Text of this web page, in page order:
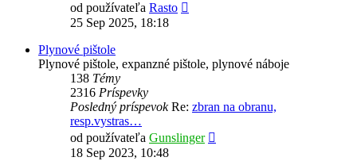
od používateľa Rasto
25 Sep 2025, 18:18
Plynové pištole
Plynové pištole, expanzné pištole, plynové náboje
138 Témy
2316 Príspevky
Posledný príspevokRe: zbran na obranu,
resp.vystras…
od používateľa Gunslinger
18 Sep 2023, 10:48